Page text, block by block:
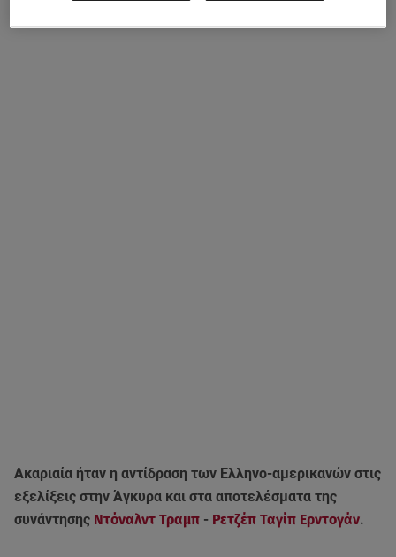
Ακαριαία ήταν η αντίδραση των Ελληνο-αμερικανών στις
εξελίξεις στην Άγκυρα και στα αποτελέσματα της
συνάντησης Ντόναλντ Τραμπ - Ρετζέπ Ταγίπ Ερντογάν.